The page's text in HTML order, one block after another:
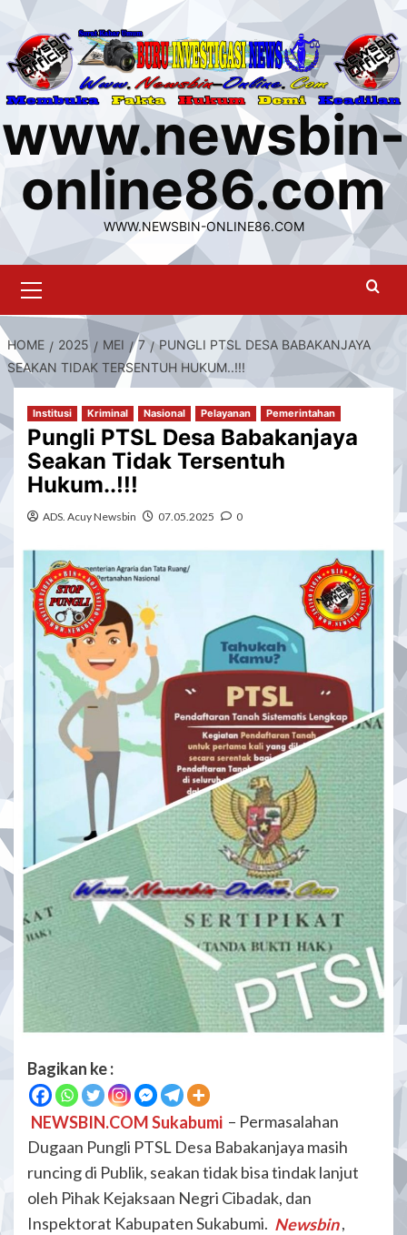
Skip
content
www.newsbin-
online86.com
WWW.NEWSBIN-ONLINE86.COM
Menu
HOME 2025 MEI 7
PUNGLI PTSL DESA BABAKANJAYA
SEAKAN TIDAK TERSENTUH HUKUM..!!!
Institusi Kriminal Nasional Pelayanan Pemerintahan
Pungli PTSL Desa Babakanjaya
Seakan Tidak Tersentuh
Hukum..!!!
ADS. Acuy Newsbin 07.05.2025 0
Bagikan ke :
NEWSBIN.COM Sukabumi – Permasalahan
Dugaan Pungli PTSL Desa Babakanjaya masih
runcing di Publik, seakan tidak bisa tindak lanjut
oleh Pihak Kejaksaan Negri Cibadak, dan
Inspektorat Kabupaten Sukabumi. Newsbin ,